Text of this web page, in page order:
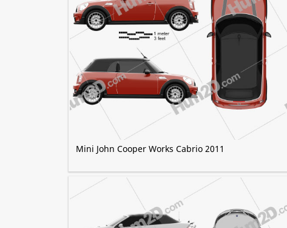
Mini John Cooper Works Cabrio 2011